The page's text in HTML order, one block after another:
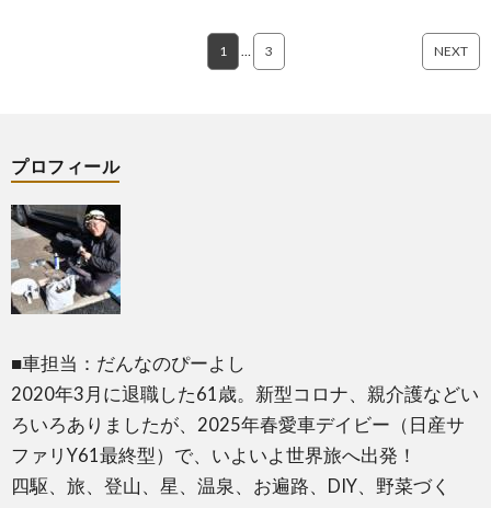
1 … 3 NEXT
プロフィール
■車担当：だんなのぴーよし
2020年3月に退職した61歳。新型コロナ、親介護などい
ろいろありましたが、2025年春愛車デイビー（日産サ
ファリY61最終型）で、いよいよ世界旅へ出発！
四駆、旅、登山、星、温泉、お遍路、DIY、野菜づく